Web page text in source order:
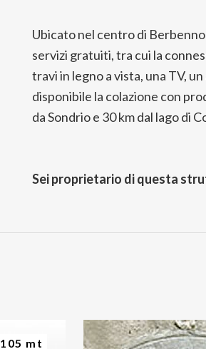
Ubicato nel centro di
servizi gratuiti, tra cui la
travi in ​​legno a vista, una TV,
disponibile la colazione con
da Sondrio e 30 km dal lago di
Sei proprietario di questa
105 mt